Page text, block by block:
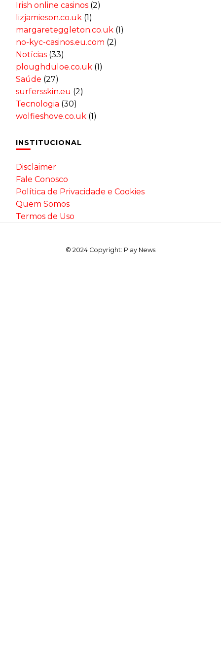
Irish online casinos (2)
lizjamieson.co.uk (1)
margareteggleton.co.uk (1)
no-kyc-casinos.eu.com (2)
Notícias (33)
ploughduloe.co.uk (1)
Saúde (27)
surfersskin.eu (2)
Tecnologia (30)
wolfieshove.co.uk (1)
INSTITUCIONAL
Disclaimer
Fale Conosco
Política de Privacidade e Cookies
Quem Somos
Termos de Uso
© 2024 Copyright: Play News